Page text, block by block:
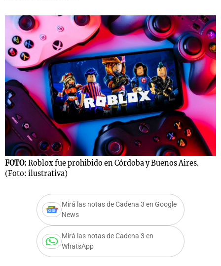
FOTO: Roblox fue prohibido en Córdoba y Buenos Aires.
(Foto: ilustrativa)
Mirá las notas de Cadena 3 en Google
News
Mirá las notas de Cadena 3 en
WhatsApp
Notas
Mundial 2026
Notas
La Sole en
Cadena 3